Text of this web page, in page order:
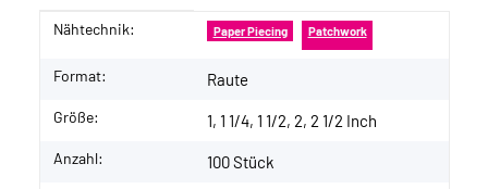
Produkteigenschaft
Wert
Nähtechnik: Paper Piecing Patchwork
Format: Raute
Größe: 1, 1 1/4, 1 1/2, 2, 2 1/2 Inch
Anzahl: 100 Stück